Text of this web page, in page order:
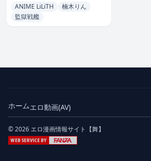
ANIME LiLiTH
楠木りん
監獄戦艦
ホームエロ動画(AV)
© 2026 エロ漫画情報サイト【舞】